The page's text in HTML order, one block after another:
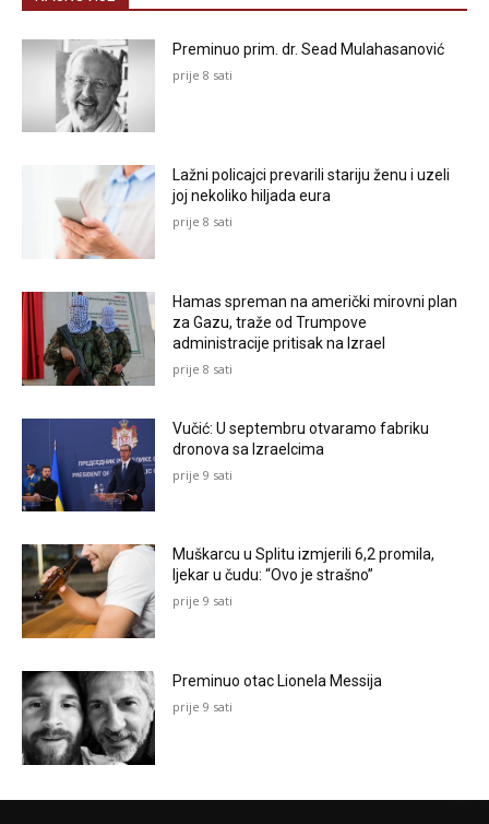
Preminuo prim. dr. Sead Mulahasanović
prije 8 sati
Lažni policajci prevarili stariju ženu i uzeli
joj nekoliko hiljada eura
prije 8 sati
Hamas spreman na američki mirovni plan
za Gazu, traže od Trumpove
administracije pritisak na Izrael
prije 8 sati
Vučić: U septembru otvaramo fabriku
dronova sa Izraelcima
prije 9 sati
Muškarcu u Splitu izmjerili 6,2 promila,
ljekar u čudu: “Ovo je strašno”
prije 9 sati
Preminuo otac Lionela Messija
prije 9 sati